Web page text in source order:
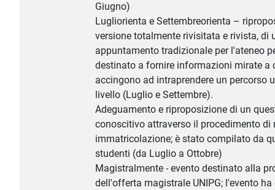
Giugno)
Lugliorienta e Settembreorienta –
versione totalmente rivisitata e rivista, di
appuntamento tradizionale per l'ateneo
destinato a fornire informazioni mirate a
accingono ad intraprendere un percorso
livello (Luglio e Settembre).
Adeguamento e riproposizione di un
conoscitivo attraverso il procedimento di
immatricolazione; è stato compilato da
studenti (da Luglio a Ottobre)
Magistralmente - evento destinato alla
dell'offerta magistrale UNIPG; l'evento